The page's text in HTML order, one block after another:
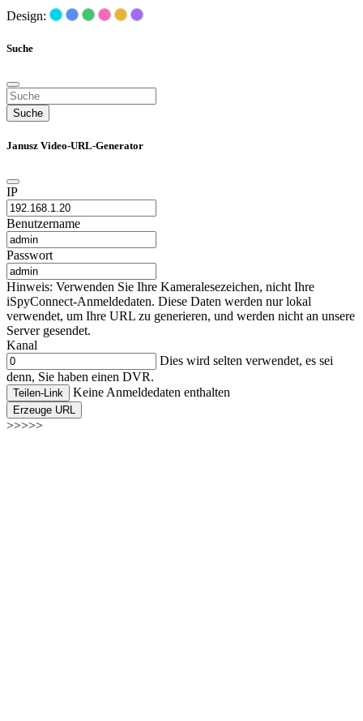
Design:
Suche
Suche
Janusz Video-URL-Generator
IP
Benutzername
Passwort
Hinweis: Verwenden Sie Ihre Kameralesezeichen, nicht Ihre
iSpyConnect-Anmeldedaten. Diese Daten werden nur lokal
verwendet, um Ihre URL zu generieren, und werden nicht an unsere
Server gesendet.
Kanal
Dies wird selten verwendet, es sei
denn, Sie haben einen DVR.
Teilen-Link Keine Anmeldedaten enthalten
Erzeuge URL
>>>>>